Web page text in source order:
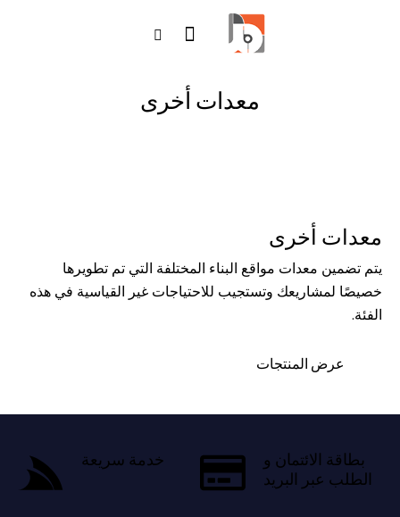
معدات أخرى
معدات أخرى
يتم تضمين معدات مواقع البناء المختلفة التي تم تطويرها
خصيصًا لمشاريعك وتستجيب للاحتياجات غير القياسية في هذه
الفئة.
عرض المنتجات
بطاقة الائتمان و
الطلب عبر البريد
خدمة سريعة